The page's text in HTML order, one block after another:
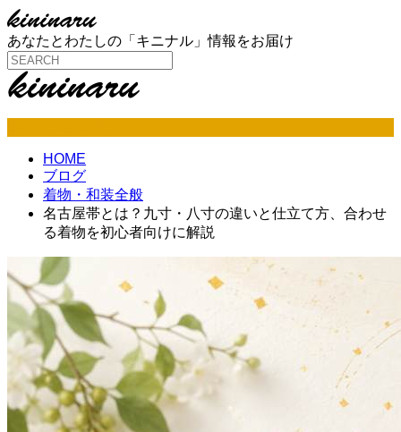
あなたとわたしの「キニナル」情報をお届け
HOME
ブログ
着物・和装全般
名古屋帯とは？九寸・八寸の違いと仕立て方、合わせ
る着物を初心者向けに解説